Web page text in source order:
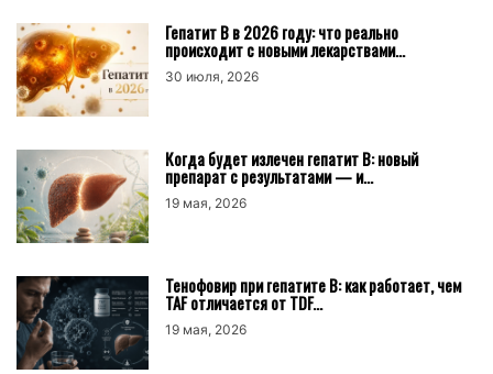
Гепатит B в 2026 году: что реально
происходит с новыми лекарствами...
30 июля, 2026
Когда будет излечен гепатит B: новый
препарат с результатами — и...
19 мая, 2026
Тенофовир при гепатите B: как работает, чем
TAF отличается от TDF...
19 мая, 2026